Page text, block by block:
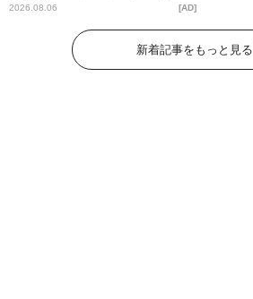
洞窟」ブランドを強化
2026.08.06 AD
新着記事をもっと見る